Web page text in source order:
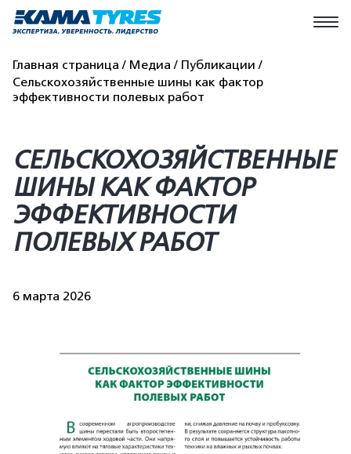
Главная страница Медиа
Публикации
Сельскохозяйственные шины как фактор
эффективности полевых работ
СЕЛЬСКОХОЗЯЙСТВЕННЫЕ
ШИНЫ КАК ФАКТОР
ЭФФЕКТИВНОСТИ
ПОЛЕВЫХ РАБОТ
6 марта 2026